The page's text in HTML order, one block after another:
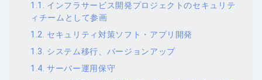
インフラサービス開発プロジェクトのセキュリテ
ィチームとして参画
セキュリティ対策ソフト・アプリ開発
システム移行、バージョンアップ
サーバー運用保守